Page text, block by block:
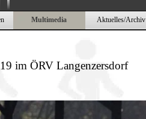
Menü überspringen
▼
Multimedia ▼
Aktuelles/Archiv
im ÖRV Langenzersdorf